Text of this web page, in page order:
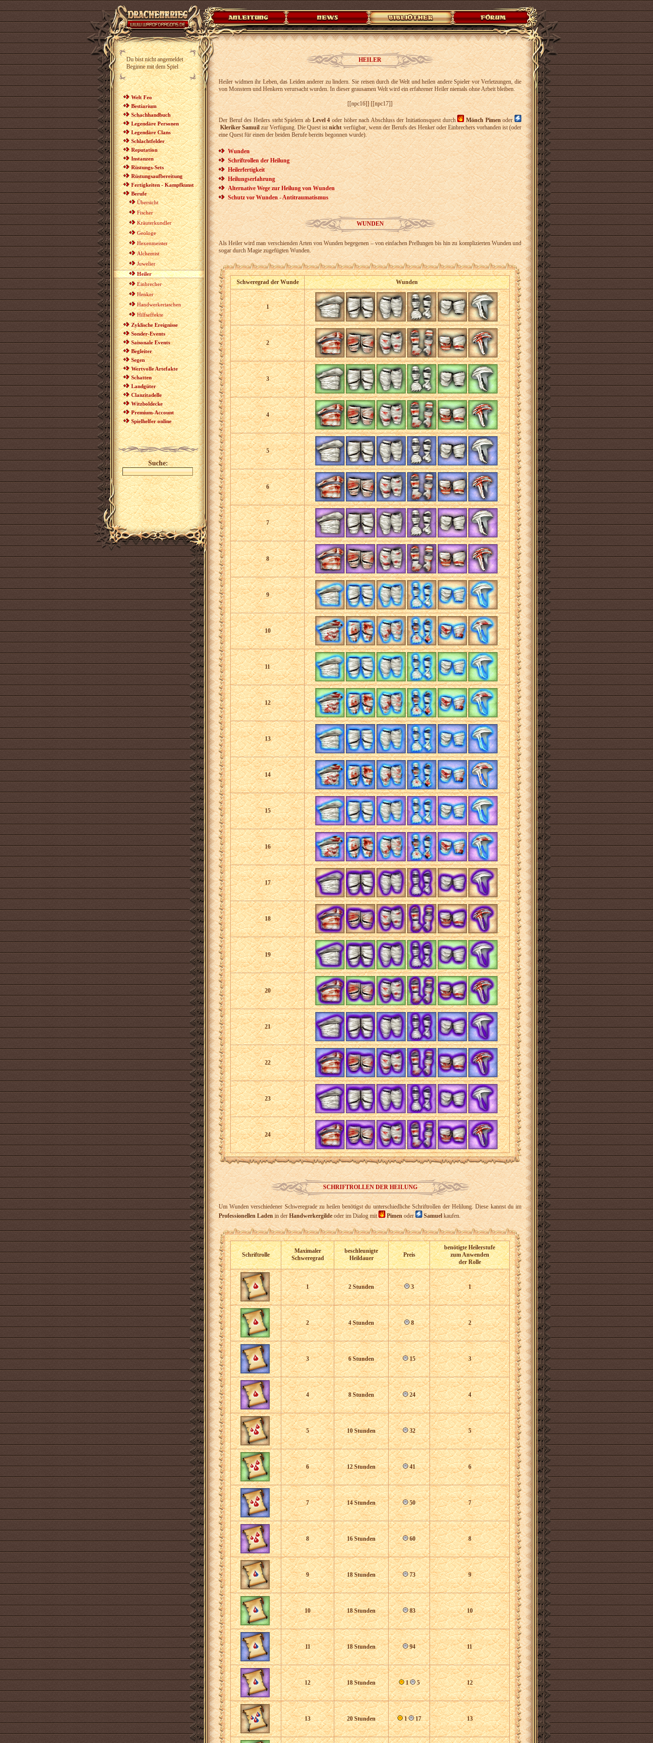
Du bist nicht angemeldet
Beginne mit dem Spiel
Welt Feo
Bestiarium
Schachhandbuch
Legendäre Personen
Legendäre Clans
Schlachtfelder
Reputation
Instanzen
Rüstungs-Sets
Rüstungsaufbereitung
Fertigkeiten - Kampfkunst
Berufe
Übersicht
Fischer
Kräuterkundler
Geologe
Hexenmeister
Alchemist
Juwelier
Heiler
Einbrecher
Henker
Handwerkertaschen
Hilfseffekte
Zyklische Ereignisse
Sonder-Events
Saisonale Events
Begleiter
Segen
Wertvolle Artefakte
Schatten
Landgüter
Clanzitadelle
Witzboldecke
Premium-Account
Spielhelfer online
Suche:
HEILER
Heiler widmen ihr Leben, das Leiden anderer zu lindern. Sie reisen durch die Welt und heilen andere Spieler vor Verletzungen, die
von Monstern und Henkern verursacht wurden. In dieser grausamen Welt wird ein erfahrener Heiler niemals ohne Arbeit bleiben.
[[npc16]] [[npc17]]
Der Beruf des Heilers steht Spielern abLevel 4oder höher nach Abschluss der Initiationsquest durch Mönch Pimenoder
Kleriker Samuilzur Verfügung. Die Quest istnichtverfügbar, wenn der Berufs des Henker oder Einbrechers vorhanden ist (oder
eine Quest für einen der beiden Berufe bereits begonnen wurde).
Wunden
Schriftrollen der Heilung
Heilerfertigkeit
Heilungserfahrung
Alternative Wege zur Heilung von Wunden
Schutz vor Wunden - Antitraumatismus
WUNDEN
Als Heiler wird man verschienden Arten von Wunden begegenen – von einfachen Prellungen bis hin zu komplizierten Wunden und
sogar durch Magie zugefügten Wunden.
Schweregrad der Wunde Wunden
1
2
3
4
5
6
7
8
9
10
11
12
13
14
15
16
17
18
19
20
21
22
23
24
SCHRIFTROLLEN DER HEILUNG
Um Wunden verschiedener Schweregrade zu heilen benötigst du unterschiedliche Schriftrollen der Helilung. Diese kannst du im
Professionellen Ladenin derHandwerkergildeoder im Dialog mit Pimen oder Samuelkaufen.
Schriftrolle
Maximaler
Schweregrad
beschleunigte
Heildauer
Preis
benötigte Heilerstufe
zum Anwenden
der Rolle
1 2 Stunden 3 1
2 4 Stunden 8 2
3 6 Stunden 15 3
4 8 Stunden 24 4
5 10 Stunden 32 5
6 12 Stunden 41 6
7 14 Stunden 50 7
8 16 Stunden 60 8
9 18 Stunden 73 9
10 18 Stunden 83 10
11 18 Stunden 94 11
12 18 Stunden 1 5 12
13 20 Stunden 1 17 13